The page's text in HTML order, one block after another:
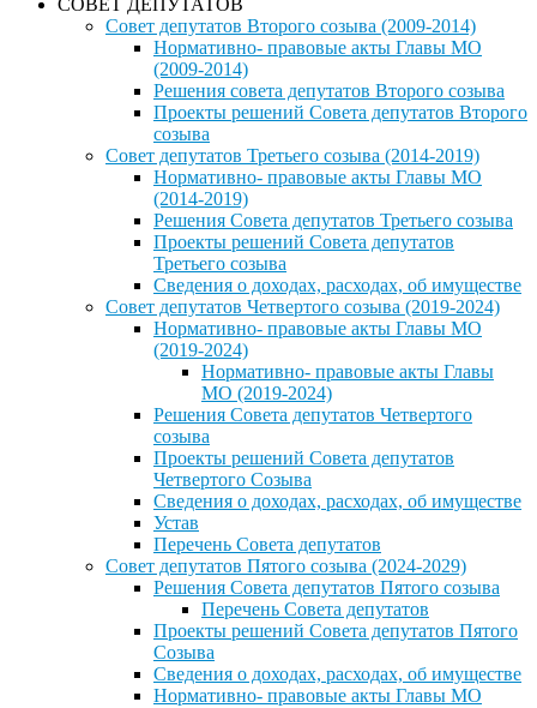
СОВЕТ ДЕПУТАТОВ
Совет депутатов Второго созыва (2009-2014)
Нормативно- правовые акты Главы МО
(2009-2014)
Решения совета депутатов Второго созыва
Проекты решений Совета депутатов Второго
созыва
Совет депутатов Третьего созыва (2014-2019)
Нормативно- правовые акты Главы МО
(2014-2019)
Решения Совета депутатов Третьего созыва
Проекты решений Совета депутатов
Третьего созыва
Сведения о доходах, расходах, об имуществе
Совет депутатов Четвертого созыва (2019-2024)
Нормативно- правовые акты Главы МО
(2019-2024)
Нормативно- правовые акты Главы
МО (2019-2024)
Решения Совета депутатов Четвертого
созыва
Проекты решений Совета депутатов
Четвертого Созыва
Сведения о доходах, расходах, об имуществе
Устав
Перечень Совета депутатов
Совет депутатов Пятого созыва (2024-2029)
Решения Совета депутатов Пятого созыва
Перечень Совета депутатов
Проекты решений Совета депутатов Пятого
Созыва
Сведения о доходах, расходах, об имуществе
Нормативно- правовые акты Главы МО